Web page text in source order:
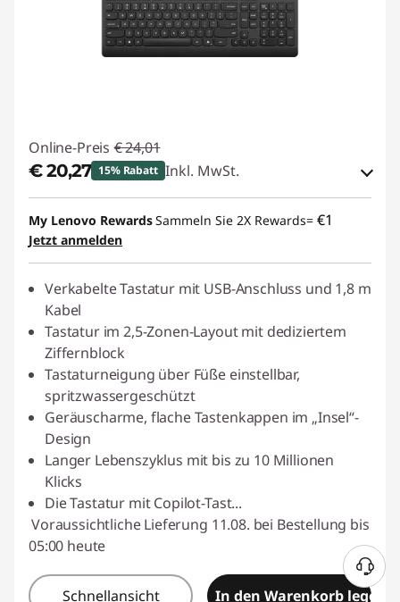
Online-Preis € 24,01
€ 20,27 15% Rabatt Inkl. MwSt.
eCoupon-Rabatt :-€ 3,74
eCoupon :THINKDEAL
My Lenovo RewardsSammeln Sie 2X Rewards= €1
Jetzt anmelden
Verkabelte Tastatur mit USB-Anschluss und 1,8 m
Kabel
Tastatur im 2,5-Zonen-Layout mit dediziertem
Ziffernblock
Tastaturneigung über Füße einstellbar,
spritzwassergeschützt
Geräuscharme, flache Tastenkappen im „Insel“-
Design
Langer Lebenszyklus mit bis zu 10 Millionen
Klicks
Die Tastatur mit Copilot-Tast...
Voraussichtliche Lieferung 11.08. bei Bestellung bis
05:00 heute
Schnellansicht In den Warenkorb legen